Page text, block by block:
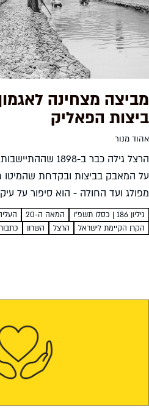
מביצה מצחינה
ביצות הפאליק
אהוד מנור
הרצל גילה כבר ב-
על המאבק בביצות ובקדחת שהמיטו
מפולג ועד החולה - הוא סיפור על
מקומות מסוכנים לפינות טבע
גיליון 186 | כסלו תשפ"ו המאה ה-20
הקרן הקיימת לישראל
הרצל השרון